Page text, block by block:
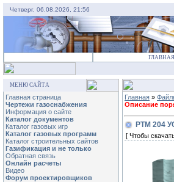
Четверг, 06.08.2026, 21:56
ГЛАВНАЯ
МЕНЮ САЙТА
Главная страница
Чертежи газоснабжения
Информация о сайте
Каталог документов
Каталог газовых игр
Каталог газовых программ
Каталог строительных сайтов
Газификация и не только
Обратная связь
Онлайн расчеты
Видео
Форум проектировщиков
Главная »
Описание
РТМ 204
[ Чтобы